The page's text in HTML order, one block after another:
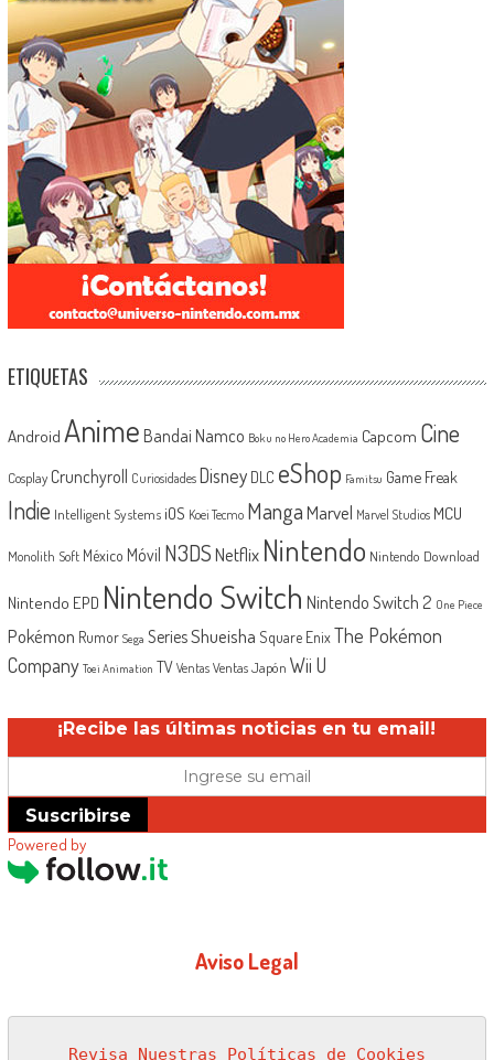
ETIQUETAS
Android Anime Bandai Namco Boku no Hero Academia Capcom Cine
Cosplay Crunchyroll Curiosidades Disney DLC eShop Famitsu Game Freak
Indie Intelligent Systems iOS Koei Tecmo MangaMarvel Marvel Studios MCU
Monolith Soft México Móvil N3DSNetflix Nintendo Nintendo Download
Nintendo EPD Nintendo Switch Nintendo Switch 2 One Piece
Pokémon Rumor Sega SeriesShueisha Square EnixThe Pokémon
Company Toei Animation TV Ventas Ventas Japón Wii U
¡Recibe las últimas noticias en tu email!
Suscribirse
Powered by
Aviso Legal
Revisa Nuestras Políticas de Cookies